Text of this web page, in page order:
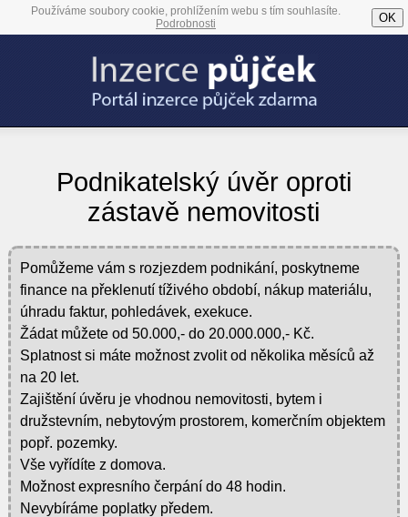
Používáme soubory cookie, prohlížením webu s tím souhlasíte.
Podrobnosti
OK
Podnikatelský úvěr oproti
zástavě nemovitosti
Pomůžeme vám s rozjezdem podnikání, poskytneme
finance na překlenutí tíživého období, nákup materiálu,
úhradu faktur, pohledávek, exekuce.
Žádat můžete od 50.000,- do 20.000.000,- Kč.
Splatnost si máte možnost zvolit od několika měsíců až
na 20 let.
Zajištění úvěru je vhodnou nemovitosti, bytem i
družstevním, nebytovým prostorem, komerčním objektem
popř. pozemky.
Vše vyřídíte z domova.
Možnost expresního čerpání do 48 hodin.
Nevybíráme poplatky předem.